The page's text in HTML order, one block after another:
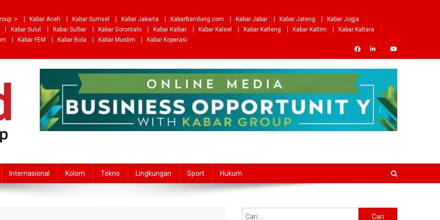
:> Kabar Aceh Kabar Sumsel Kabar Jakarta KabarBandung.com Kabar Jabar Kabar Jateng
Kabar Jogja
Kabar Sulut Kabar Sulbar Kabar Gorontalo Kabar Kalbar Kabar Kalsel Kabar Kalteng Kabar Kaltim
Kabar Kaltara
Kabar FEM Kabar Bola Kabar Muslim Kabar Koperasi
Internasional Kolom Tekno Lingkungan Sport Hukum